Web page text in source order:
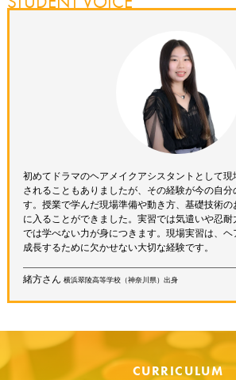
BMSG×ちゃんみなガールズグループオーディション『
マクドナルド/LUUP/不二家ミルキー/Y！mobile/キリン一
茶/LINEMO/アコム/Nintendo Switch/アート引越センター
産/Schick FIRST TOKYO/どん兵衛/ニベア/花王/日清/第一
いしい牛乳/楽天/ニッセイ/ダイハツ/ジョージアコーヒー/
バーイーツ/ユニクロ/ツムツム など
Our Show Tonight』/Mrs.GREEN APPLE 『クスシキ』
ゃんみな『命日』/DISH//『Dreamer Drivers』/水曜日の
さん』/むくえな『2023年に流行った曲をメドレーにして
た！！』/Nissy『Rendezvous』/SUPER EIGHT『オオ
am I』/Superﬂy『Ashes』/キョコロヒー『After you!』
ライブ
APPLE/Da-iCE/BE:FIRST/LDH/FANTASTICS/超ときめ
RAMPAGE/僕が見たかった青空/XG/Number_i /FRUITS
舞台
ヴァンゲリオンビヨンド/遥かなる時空の中で3/リフレイ
球/Annie,Get Your Freedom！/風都探偵/シャイニングな
初めてドラマのヘアメイクアシスタントとして
されることもありましたが、その経験が今の自分
す。授業で学んだ現場準備や動き方、基礎技術
に入ることができました。実習では気遣いや忍
では学べない力が身につきます。現場実習は、
成長するために欠かせない大切な経験です。
緒方さん横浜翠陵高等学校（神奈川県）出身
CURRICULUM